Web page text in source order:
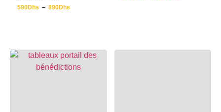
590Dhs – 890Dhs